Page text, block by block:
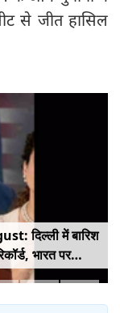
से जीत हासिल
दिल्ली में बारिश
भारत पर
Gen Z पर कंगना